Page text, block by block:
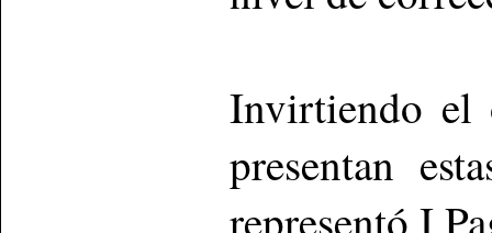
Invirtiendo el
presentan
representó I